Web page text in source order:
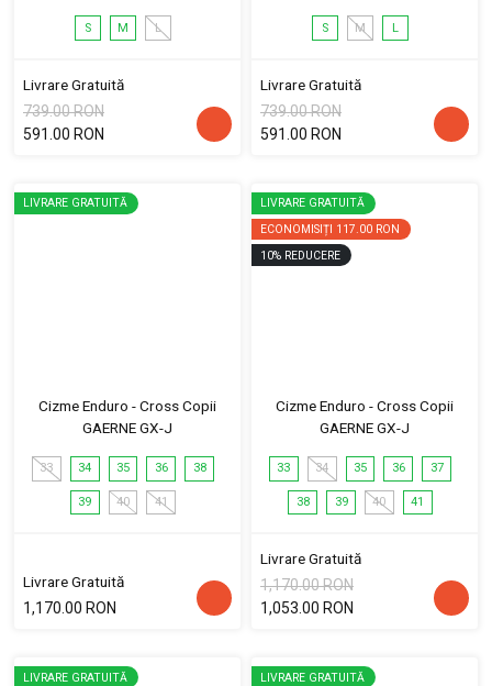
S M L
Livrare Gratuită
739.00 RON
591.00 RON
S M L
Livrare Gratuită
739.00 RON
591.00 RON
LIVRARE GRATUITĂ
Cizme Enduro - Cross Copii
GAERNE GX-J
33 34 35 36 38
39 40 41
Livrare Gratuită
1,170.00 RON
LIVRARE GRATUITĂ
ECONOMISIȚI 117.00 RON
10% REDUCERE
Cizme Enduro - Cross Copii
GAERNE GX-J
33 34 35 36 37
38 39 40 41
Livrare Gratuită
1,170.00 RON
1,053.00 RON
LIVRARE GRATUITĂ
LIVRARE GRATUITĂ